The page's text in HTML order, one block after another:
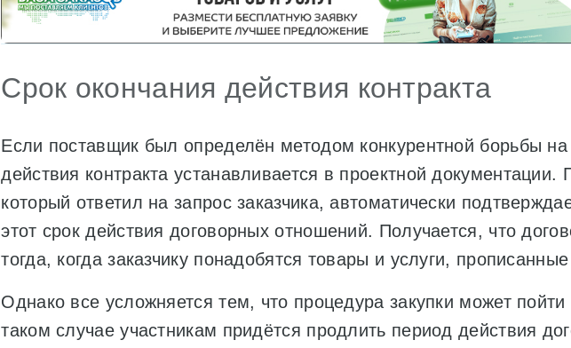
Срок окончания действия контракта
Если поставщик был определён методом конкурентной борьбы на
действия контракта устанавливается в проектной документации.
который ответил на запрос заказчика, автоматически
этот срок действия договорных отношений. Получается, что
тогда, когда заказчику понадобятся товары и услуги,
Однако все усложняется тем, что процедура закупки может
таком случае участникам придётся продлить период действия